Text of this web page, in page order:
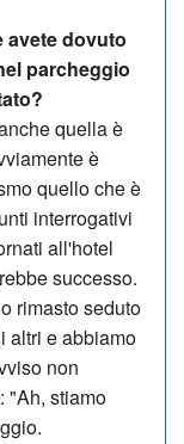
avete dovuto
parcheggio
quella è
è
quello che è
interrogativi
all'hotel
successo.
rimasto seduto
altri e abbiamo
non
"Ah, stiamo